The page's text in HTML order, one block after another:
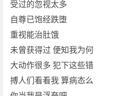
受过的忽视太多
自尊已饱经跌堕
重视能治肚饿
未曾获得过 便知我为何
大动作很多 犯下这些错
搏人们看看我 算病态么